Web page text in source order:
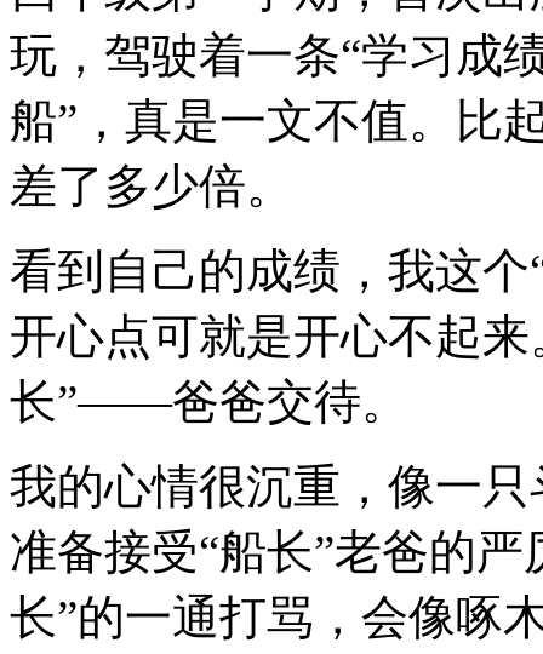
玩，驾驶着一条“学习成
船”，真是一文不值。比
差了多少倍。
看到自己的成绩，我这
开心点可就是开心不起
长”——爸爸交待。
我的心情很沉重，像一
准备接受“船长”老爸的
长”的一通打骂，会像啄